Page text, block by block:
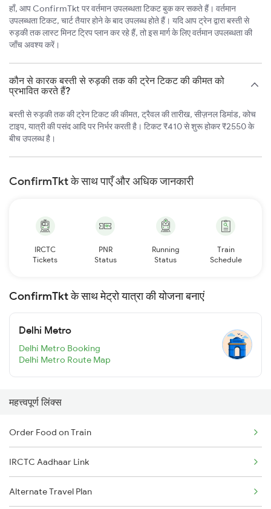
हाँ, आप ConfirmTkt पर वर्तमान उपलब्धता टिकट बुक कर सकते हैं। वर्तमान
उपलब्धता टिकट, चार्ट तैयार होने के बाद उपलब्ध होते हैं। यदि आप ट्रेन द्वारा बस्ती से
रुड़की तक लास्ट मिनट ट्रिप प्लान कर रहे हैं, तो इस मार्ग के लिए वर्तमान उपलब्धता की
जाँच अवश्य करें।
कौन से कारक बस्ती से रुड़की तक की ट्रेन टिकट की कीमत को
प्रभावित करते हैं?
बस्ती से रुड़की तक की ट्रेन टिकट की कीमत, ट्रैवल की तारीख, सीज़नल डिमांड, कोच
टाइप, यात्री की पसंद आदि पर निर्भर करती है। टिकट ₹410 से शुरू होकर ₹2550 के
बीच उपलब्ध है।
ConfirmTkt के साथ पाएँ और अधिक जानकारी
IRCTC
Tickets
PNR
Status
Running
Status
Train
Schedule
ConfirmTkt के साथ मेट्रो यात्रा की योजना बनाएं
Delhi Metro
Delhi Metro Booking
Delhi Metro Route Map
महत्त्वपूर्ण लिंक्स
Order Food on Train
IRCTC Aadhaar Link
Alternate Travel Plan